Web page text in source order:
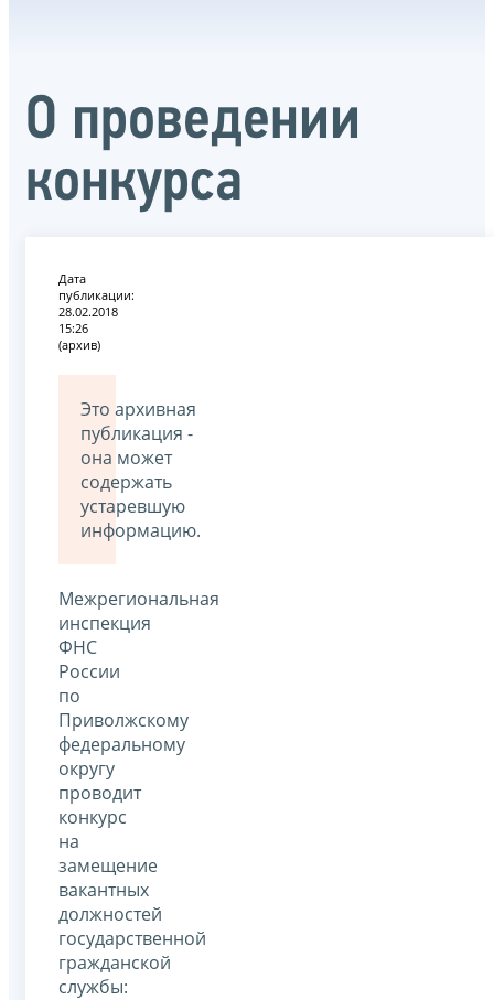
О проведении
конкурса
Дата
публикации:
28.02.2018
15:26
(архив)
Это архивная
публикация -
она может
содержать
устаревшую
информацию.
Межрегиональная
инспекция
ФНС
России
по
Приволжскому
федеральному
округу
проводит
конкурс
на
замещение
вакантных
должностей
государственной
гражданской
службы: